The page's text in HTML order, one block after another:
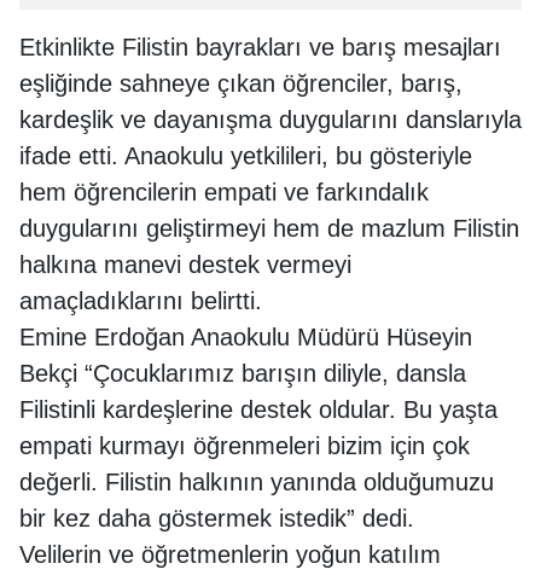
Etkinlikte Filistin bayrakları ve barış mesajları
eşliğinde sahneye çıkan öğrenciler, barış,
kardeşlik ve dayanışma duygularını danslarıyla
ifade etti. Anaokulu yetkilileri, bu gösteriyle
hem öğrencilerin empati ve farkındalık
duygularını geliştirmeyi hem de mazlum Filistin
halkına manevi destek vermeyi
amaçladıklarını belirtti.
Emine Erdoğan Anaokulu Müdürü Hüseyin
Bekçi “Çocuklarımız barışın diliyle, dansla
Filistinli kardeşlerine destek oldular. Bu yaşta
empati kurmayı öğrenmeleri bizim için çok
değerli. Filistin halkının yanında olduğumuzu
bir kez daha göstermek istedik” dedi.
Velilerin ve öğretmenlerin yoğun katılım